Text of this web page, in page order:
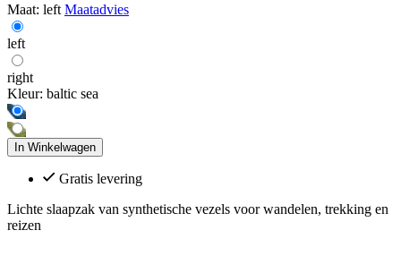
Maat: left Maatadvies
left
right
Kleur: baltic sea
In Winkelwagen
Gratis levering
Lichte slaapzak van synthetische vezels voor wandelen, trekking en
reizen